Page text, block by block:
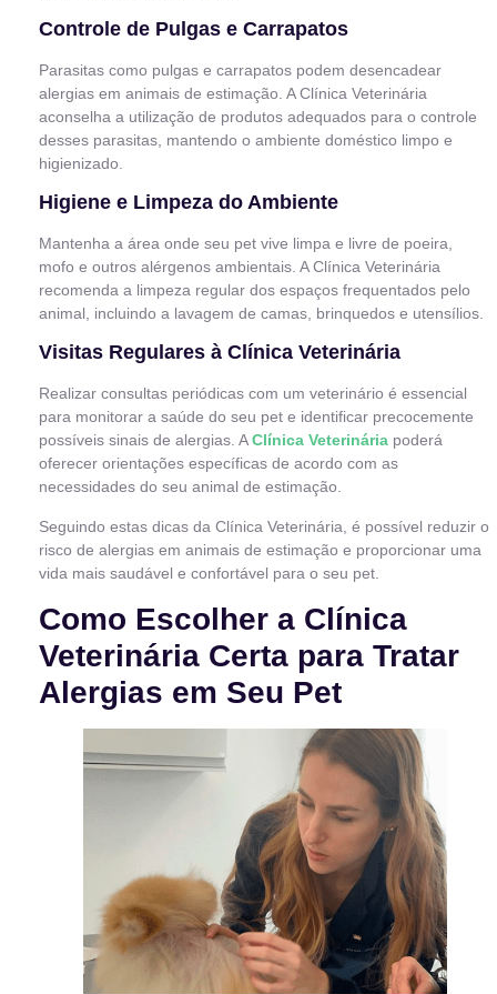
Controle de Pulgas e Carrapatos
Parasitas como pulgas e carrapatos podem desencadear
alergias em animais de estimação. A Clínica Veterinária
aconselha a utilização de produtos adequados para o controle
desses parasitas, mantendo o ambiente doméstico limpo e
higienizado.
Higiene e Limpeza do Ambiente
Mantenha a área onde seu pet vive limpa e livre de poeira,
mofo e outros alérgenos ambientais. A Clínica Veterinária
recomenda a limpeza regular dos espaços frequentados pelo
animal, incluindo a lavagem de camas, brinquedos e utensílios.
Visitas Regulares à Clínica Veterinária
Realizar consultas periódicas com um veterinário é essencial
para monitorar a saúde do seu pet e identificar precocemente
possíveis sinais de alergias. AClínica Veterinária poderá
oferecer orientações específicas de acordo com as
necessidades do seu animal de estimação.
Seguindo estas dicas da Clínica Veterinária, é possível reduzir o
risco de alergias em animais de estimação e proporcionar uma
vida mais saudável e confortável para o seu pet.
Como Escolher a Clínica
Veterinária Certa para Tratar
Alergias em Seu Pet